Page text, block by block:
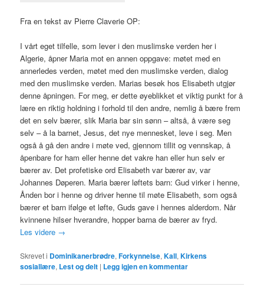
Fra en tekst av Pierre Claverie OP:
I vårt eget tilfelle, som lever i den muslimske verden her i
Algerie, åpner Maria mot en annen oppgave: møtet med en
annerledes verden, møtet med den muslimske verden, dialog
med den muslimske verden. Marias besøk hos Elisabeth utgjør
denne åpningen. For meg, er dette øyeblikket et viktig punkt for å
lære en riktig holdning i forhold til den andre, nemlig å bære frem
det en selv bærer, slik Maria bar sin sønn – altså, å være seg
selv – å la barnet, Jesus, det nye mennesket, leve i seg. Men
også å gå den andre i møte ved, gjennom tillit og vennskap, å
åpenbare for ham eller henne det vakre han eller hun selv er
bærer av. Det profetiske ord Elisabeth var bærer av, var
Johannes Døperen. Maria bærer løftets barn: Gud virker i henne,
Ånden bor i henne og driver henne til møte Elisabeth, som også
bærer et barn ifølge et løfte, Guds gave i hennes alderdom. Når
kvinnene hilser hverandre, hopper barna de bærer av fryd.
Les videre →
Skrevet i Dominikanerbrødre,Forkynnelse,Kall,Kirkens
sosiallære, Lest og delt | Legg igjen en kommentar